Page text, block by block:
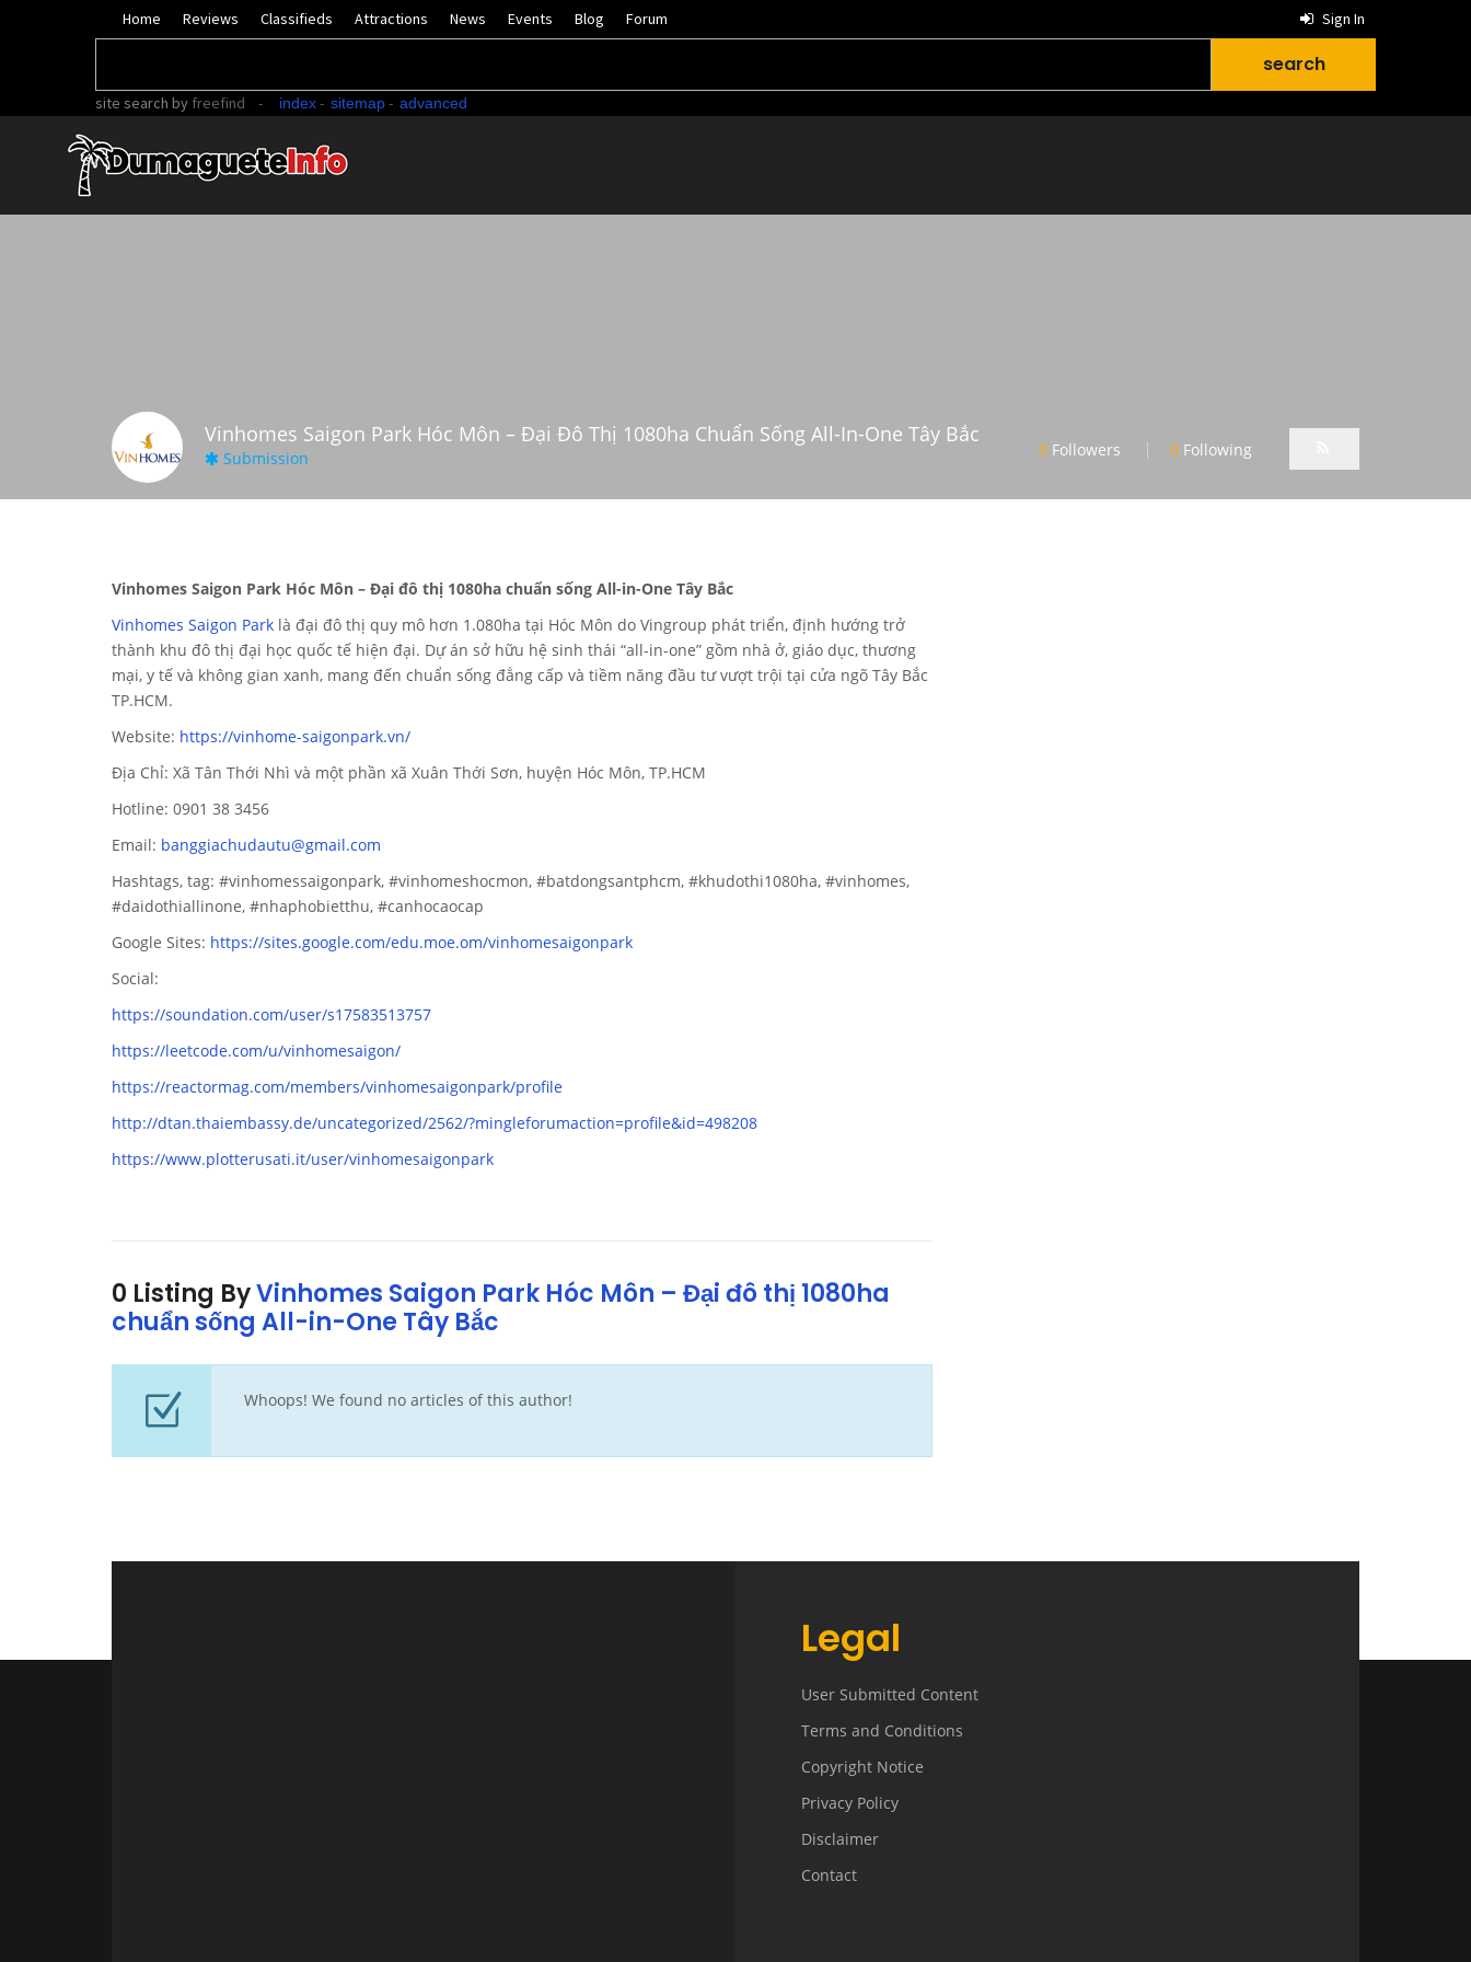
Home Reviews Classifieds Attractions News Events Blog Forum Sign In
site search by freefind - index- sitemap- advanced
Vinhomes Saigon Park Hóc Môn – Đại Đô Thị 1080ha Chuẩn Sống All-In-One Tây Bắc
Submission 0 Followers 0 Following
Vinhomes Saigon Park Hóc Môn – Đại đô thị 1080ha chuẩn sống All-in-One Tây Bắc
Vinhomes Saigon Park là đại đô thị quy mô hơn 1.080ha tại Hóc Môn do Vingroup phát triển, định hướng trở
thành khu đô thị đại học quốc tế hiện đại. Dự án sở hữu hệ sinh thái “all-in-one” gồm nhà ở, giáo dục, thương
mại, y tế và không gian xanh, mang đến chuẩn sống đẳng cấp và tiềm năng đầu tư vượt trội tại cửa ngõ Tây Bắc
TP.HCM.
Website: https://vinhome-saigonpark.vn/
Địa Chỉ: Xã Tân Thới Nhì và một phần xã Xuân Thới Sơn, huyện Hóc Môn, TP.HCM
Hotline: 0901 38 3456
Email: banggiachudautu@gmail.com
Hashtags, tag: #vinhomessaigonpark, #vinhomeshocmon, #batdongsantphcm, #khudothi1080ha, #vinhomes,
#daidothiallinone, #nhaphobietthu, #canhocaocap
Google Sites: https://sites.google.com/edu.moe.om/vinhomesaigonpark
Social:
https://soundation.com/user/s17583513757
https://leetcode.com/u/vinhomesaigon/
https://reactormag.com/members/vinhomesaigonpark/profile
http://dtan.thaiembassy.de/uncategorized/2562/?mingleforumaction=profile&id=498208
https://www.plotterusati.it/user/vinhomesaigonpark
0 Listing ByVinhomes Saigon Park Hóc Môn – Đại đô thị 1080ha
chuẩn sống All-in-One Tây Bắc
Whoops! We found no articles of this author!
Legal
User Submitted Content
Terms and Conditions
Copyright Notice
Privacy Policy
Disclaimer
Contact